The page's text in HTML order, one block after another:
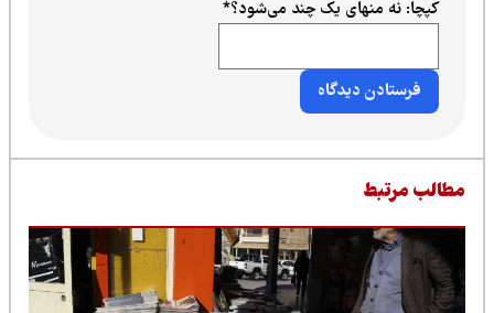
کپچا: نه منهای یک چند می‌شود؟*
مرتبط